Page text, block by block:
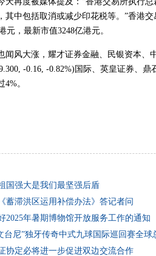
其中包括取消或减少印花税等。”香港
元，最新市值3248亿港元。
风大涨，耀才证券金融、民银资本、
-0.16, -0.82%)国际、英皇证券、鼎
。
国强大是我们最坚强后盾
蓄滞洪区运用补偿办法》答记者问
2025年暑期博物馆开放服务工作的通知
台尼”独牙传奇中式九球国际巡回赛全
协定必将进一步促进双边交流合作